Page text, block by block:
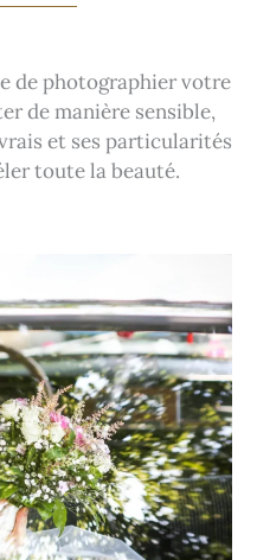
de photographier votre
de manière sensible,
et ses particularités
toute la beauté.